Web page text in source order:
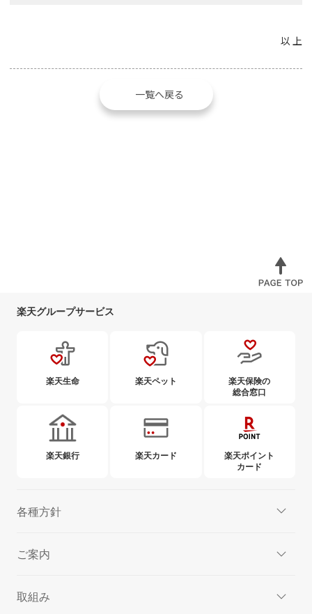
以 上
一覧へ戻る
楽天グループサービス
楽天生命 楽天ペット
楽天保険の
総合窓口
楽天銀行 楽天カード
楽天ポイント
カード
各種方針
ご案内
取組み